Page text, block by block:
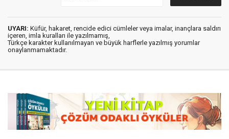
UYARI: Küfür, hakaret, rencide edici cümleler veya imalar, inançlara saldırı
içeren, imla kuralları ile yazılmamış,
Türkçe karakter kullanılmayan ve büyük harflerle yazılmış yorumlar
onaylanmamaktadır.